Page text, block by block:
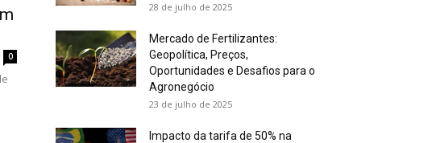
0
28 de julho de 2025
Mercado de Fertilizantes:
Geopolítica, Preços,
Oportunidades e Desafios para o
Agronegócio
23 de julho de 2025
Impacto da tarifa de 50% na